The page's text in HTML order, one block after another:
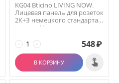
KG04 Bticino LIVING NOW.
Лицевая панель для розеток
2К+З немецкого стандарта 2
модуля.Ц...
+
− 548₽
В КОРЗИНУ